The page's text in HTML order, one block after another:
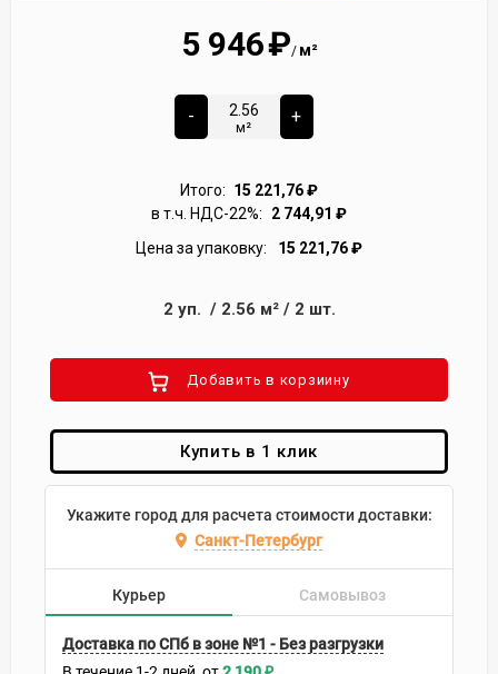
5 946₽/ м²
-
м²
+
Итого: 15 221,76₽
в т.ч. НДС-22%:
2 744,91 ₽
Цена за упаковку:
15 221,76₽
2 уп. / 2.56 м²/ 2 шт.
Добавить в корзиину
Купить в 1 клик
Укажите город для расчета стоимости доставки:
Санкт-Петербург
Курьер Самовывоз
Доставка по СПб в зоне №1 - Без разгрузки